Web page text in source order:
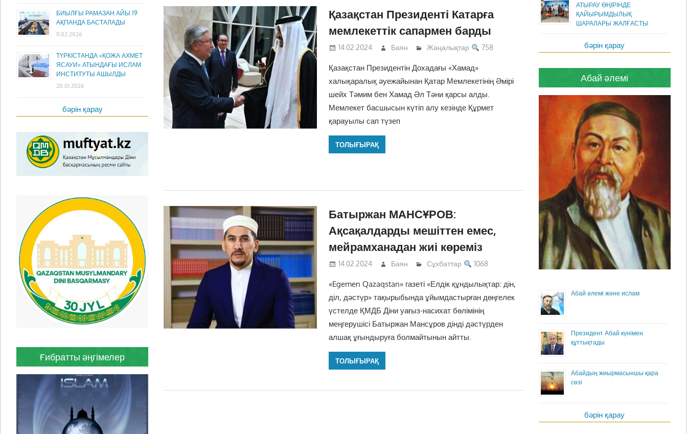
Қазақстан Президенті Катарға
мемлекеттік сапармен барды
14.02.2024 Баян Жаңалықтар 758
Қазақстан Президентін Дохадағы «Хамад»
халықаралық әуежайынан Қатар Мемлекетінің Әмірі
шейх Тәмим бен Хамад Әл Тәни қарсы алды.
Мемлекет басшысын күтіп алу кезінде Құрмет
қарауылы сап түзеп
ТОЛЫҒЫРАҚ
Батыржан МАНСҰРОВ:
Ақсақалдарды мешіттен емес,
мейрамханадан жиі көреміз
14.02.2024 Баян Сұхбаттар 1068
«Egemen Qazaqstan» газеті «Елдік құндылықтар: дін,
діл, дәстүр» тақырыбында ұйымдастырған дөңгелек
үстелде ҚМДБ Діни уағыз-насихат бөлімінің
меңгерушісі Батыржан Мансұров дінді дәстүрден
алшақ ұғындыруға болмайтынын айтты.
ТОЛЫҒЫРАҚ
БИЫЛҒЫ РАМАЗАН АЙЫ 19
АҚПАНДА БАСТАЛАДЫ
11.02.2026
ТҮРКІСТАНДА «ҚОЖА АХМЕТ
ЯСАУИ» АТЫНДАҒЫ ИСЛАМ
ИНСТИТУТЫ АШЫЛДЫ
20.01.2026
бәрін қарау
Ғибратты әңгімелер
АТЫРАУ ӨҢІРІНДЕ
ҚАЙЫРЫМДЫЛЫҚ
ШАРАЛАРЫ ЖАЛҒАСТЫ
бәрін қарау
Абай әлемі
Абай әлемі және ислам
Президент Абай күнімен
құттықтады
Абайдың жиырмасыншы қара
сөзі
бәрін қарау